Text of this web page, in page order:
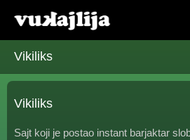
Vikiliks
Vikiliks
Sajt koji je postao instant barjaktar